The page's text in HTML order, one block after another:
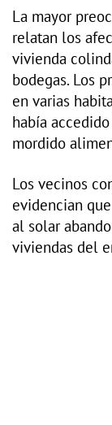
La mayor
relatan los
vivienda
bodegas. Los
en varias
había
mordido
Los vecinos
evidencian
al solar
viviendas del